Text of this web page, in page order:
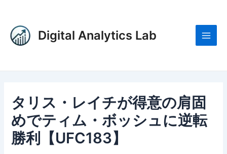
Digital Analytics Lab
タリス・レイチが得意の肩固
めでティム・ボッシュに逆転
勝利【UFC183】